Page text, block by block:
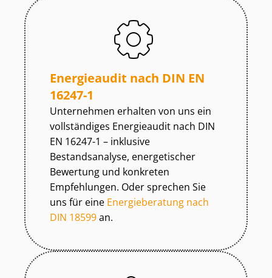
Energieaudit nach DIN EN
16247-1
Unternehmen erhalten von uns ein
vollständiges Energieaudit nach DIN
EN 16247-1 – inklusive
Bestandsanalyse, energetischer
Bewertung und konkreten
Empfehlungen. Oder sprechen Sie
uns für eine Energieberatung nach
DIN 18599an.